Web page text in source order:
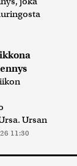
Ursan
11:30